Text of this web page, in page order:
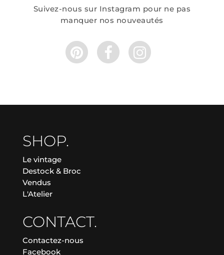
Suivez-nous sur Instagram pour ne pas
manquer nos nouveautés
SHOP.
Le vintage
Destock & Broc
Vendus
L'Atelier
CONTACT.
Contactez-nous
Facebook